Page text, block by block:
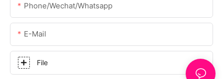
Phone/Wechat/Whatsapp
E-Mail
File